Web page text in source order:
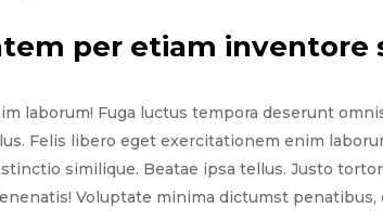
per etiam inventore
laborum! Fuga luctus tempora deserunt
Felis libero eget exercitationem enim
similique. Beatae ipsa tellus. Justo
Voluptate minima dictumst